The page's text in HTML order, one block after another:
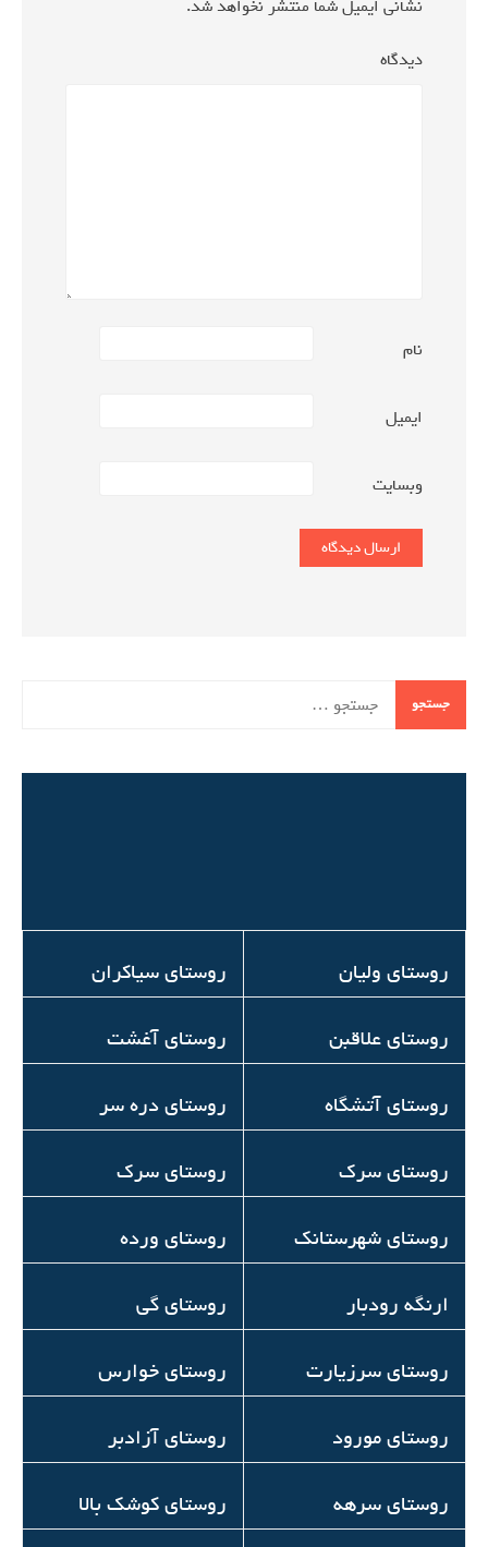
نشانی ایمیل شما منتشر نخواهد شد.
دیدگاه
نام
ایمیل
وبسایت
جستجو
برای:
روستای ولیان روستای سیاکران
روستای علاقبن روستای آغشت
روستای آتشگاه روستای دره سر
روستای سرک روستای سرک
روستای شهرستانک روستای ورده
ارنگه رودبار روستای گی
روستای سرزیارت روستای خوارس
روستاي مورود روستای آزادبر
روستاي سرهه روستای کوشک بالا